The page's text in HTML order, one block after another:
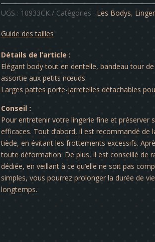
-
Angélique
UGS : 10933CK Catégories : Les Bodys,
Guide des tailles
Détails de l’article :
Elégant body tout en dentelle, bandeau tour
assortie aux petits nœuds.
Larges pattes porte-jarretelles détachables
Conseil :
Pour entretenir votre lingerie fine et préserver
efficaces. Tout d’abord, il est recommandé de
tiède, en évitant les frottements excessifs.
toute déformation. De plus, il est conseillé de
dédiée, en veillant à ce qu’elle ne soit pas
simples, vous pourrez prolonger la durée de
longtemps.